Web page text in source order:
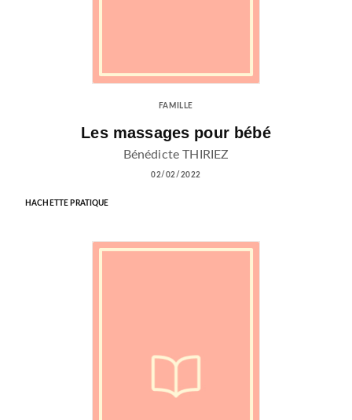
FAMILLE
Les massages pour bébé
Bénédicte THIRIEZ
02/02/2022
HACHETTE PRATIQUE